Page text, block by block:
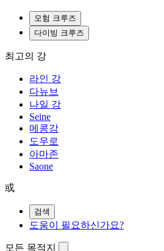
모험 크루즈
다이빙 크루즈
최고의 강
라인 강
다뉴브
나일 강
Seine
메콩강
도우로
아마존
Saone
或
검색
도움이 필요하신가요?
모든 목적지